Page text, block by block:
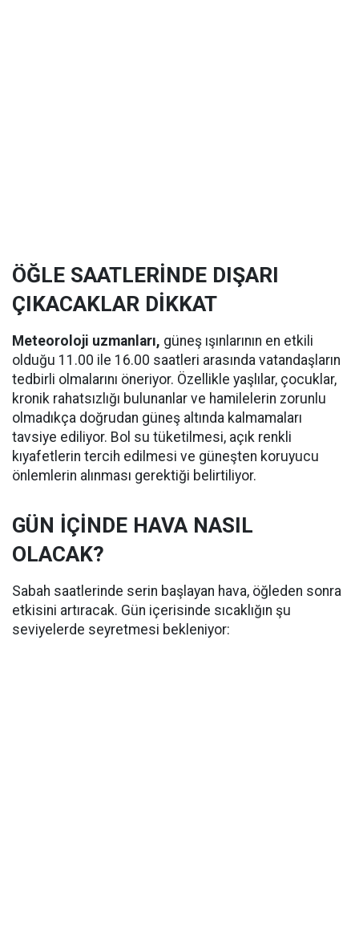
ÖĞLE SAATLERİNDE DIŞARI
ÇIKACAKLAR DİKKAT
Meteoroloji uzmanları, güneş ışınlarının en etkili
olduğu 11.00 ile 16.00 saatleri arasında vatandaşların
tedbirli olmalarını öneriyor. Özellikle yaşlılar, çocuklar,
kronik rahatsızlığı bulunanlar ve hamilelerin zorunlu
olmadıkça doğrudan güneş altında kalmamaları
tavsiye ediliyor. Bol su tüketilmesi, açık renkli
kıyafetlerin tercih edilmesi ve güneşten koruyucu
önlemlerin alınması gerektiği belirtiliyor.
GÜN İÇİNDE HAVA NASIL
OLACAK?
Sabah saatlerinde serin başlayan hava, öğleden sonra
etkisini artıracak. Gün içerisinde sıcaklığın şu
seviyelerde seyretmesi bekleniyor: